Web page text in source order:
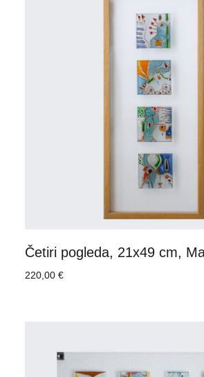
Četiri pogleda, 21x49 cm,
220,00 €